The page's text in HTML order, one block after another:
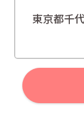
東京都千
当社は、お客